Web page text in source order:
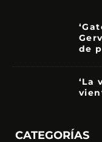
de
‘La
CATEGORÍAS